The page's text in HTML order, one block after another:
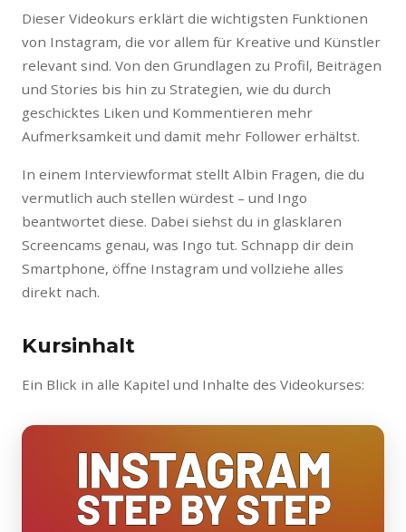
Dieser Videokurs erklärt die wichtigsten Funktionen
von Instagram, die vor allem für Kreative und Künstler
relevant sind. Von den Grundlagen zu Profil, Beiträgen
und Stories bis hin zu Strategien, wie du durch
geschicktes Liken und Kommentieren mehr
Aufmerksamkeit und damit mehr Follower erhältst.
In einem Interviewformat stellt Albin Fragen, die du
vermutlich auch stellen würdest – und Ingo
beantwortet diese. Dabei siehst du in glasklaren
Screencams genau, was Ingo tut. Schnapp dir dein
Smartphone, öffne Instagram und vollziehe alles
direkt nach.
Kursinhalt
Ein Blick in alle Kapitel und Inhalte des Videokurses: